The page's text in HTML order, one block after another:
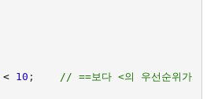
< 10 ;
// ==보다 <의 우선순위가